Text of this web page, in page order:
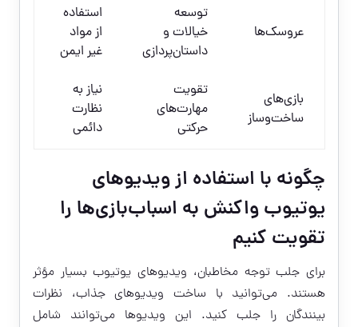
عروسک‌ها
توسعه
خیالات و
داستان‌پردازی
استفاده
از مواد
غیر ایمن
بازی‌های
ساخت‌وساز
تقویت
مهارت‌های
حرکتی
نیاز به
نظارت
دائمی
چگونه با استفاده از ویدیوهای
یوتیوب واکنش به اسباب‌بازی‌ها را
تقویت کنیم
برای جلب توجه مخاطبان، ویدیوهای یوتیوب بسیار مؤثر
هستند. می‌توانید با ساخت ویدیوهای جذاب، نظرات
بینندگان را جلب کنید. این ویدیوها می‌توانند شامل